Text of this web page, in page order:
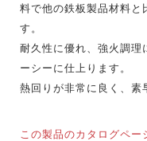
料で他の鉄板製品材料と
す。
耐久性に優れ、強火調理
ーシーに仕上ります。
熱回りが非常に良く、素
この製品のカタログペー